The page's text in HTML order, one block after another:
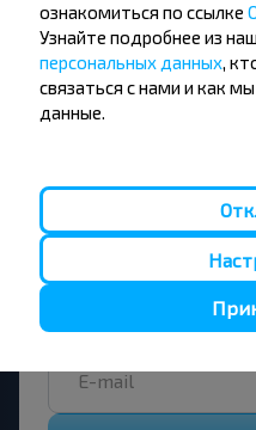
Хотите
дешевле?
Не пропусти
другие интересные
Подпишись на
путешествуй с нами
ознакомиться по ссылке
Узнайте подробнее из
персональных данных,
связаться с нами и как
данные.